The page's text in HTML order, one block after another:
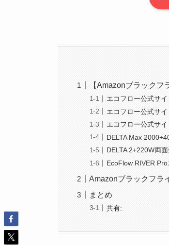
【Amazonブラック
エコフロー公式サ
エコフロー公式サ
エコフロー公式サ
DELTA Max
DELTA 2+220W両
EcoFlow RIVER
Amazonブラックフラ
まとめ
共有: